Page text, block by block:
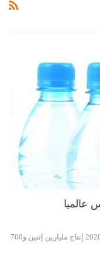
عالميا
حقّق ديوان المياه المعدنية حسب إحصائيات سنة 2020 إنتاج مليارين إثنين و700